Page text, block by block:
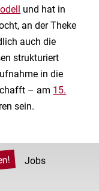
und hat in
an der Theke
auch die
strukturiert
in die
– am 15.
sein.
Jobs